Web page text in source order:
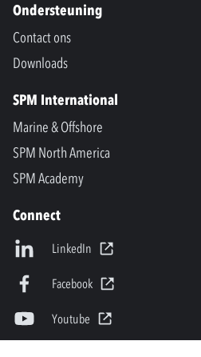
Ondersteuning
Contact ons
Downloads
SPM International
Marine & Offshore
SPM North America
SPM Academy
Connect
LinkedIn
Facebook
Youtube